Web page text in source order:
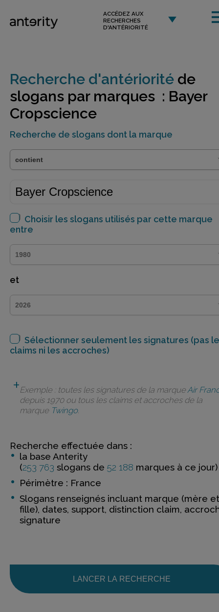
ACCÉDEZ AUX
RECHERCHES
D'ANTÉRIORITÉ
Recherche d'antériorité de
slogans par marques : Bayer
Cropscience
Recherche de slogans dont la marque
Choisir les slogans utilisés par cette marque
entre
et
Sélectionner seulement les signatures (pas
claims ni les accroches)
Exemple : toutes les signatures de la marqueAir
depuis 1970 ou tous les claims et accroches de la
marque Twingo.
Recherche effectuée dans :
la base Anterity
(253 763 slogans de 52 188 marques à ce jour)
Périmètre : France
Slogans renseignés incluant marque (mère et
fille), dates, support, distinction claim,
signature
LANCER LA RECHERCHE